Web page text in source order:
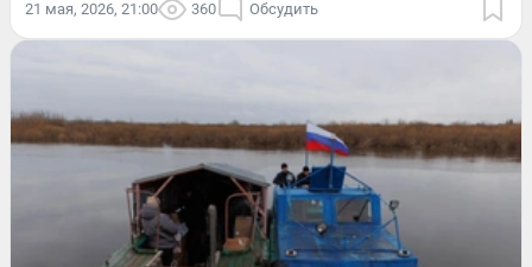
21 мая, 2026, 21:00 360 Обсудить